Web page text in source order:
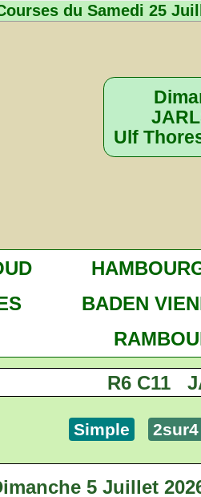
du Samedi 25
Ulf
BADEN
R6 C11
Simple 2sur4
5 Juillet